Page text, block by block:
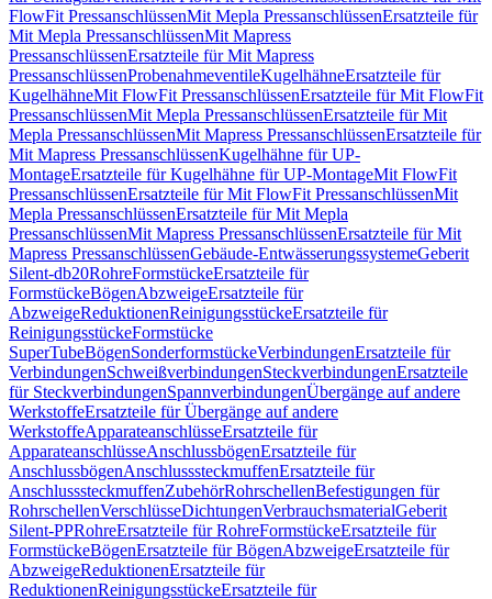
FlowFit PressanschlüssenMit Mepla PressanschlüssenErsatzteile für
Mit Mepla PressanschlüssenMit Mapress
PressanschlüssenErsatzteile für Mit Mapress
PressanschlüssenProbenahmeventileKugelhähneErsatzteile für
KugelhähneMit FlowFit PressanschlüssenErsatzteile für Mit FlowFit
PressanschlüssenMit Mepla PressanschlüssenErsatzteile für Mit
Mepla PressanschlüssenMit Mapress PressanschlüssenErsatzteile für
Mit Mapress PressanschlüssenKugelhähne für UP-
MontageErsatzteile für Kugelhähne für UP-MontageMit FlowFit
PressanschlüssenErsatzteile für Mit FlowFit PressanschlüssenMit
Mepla PressanschlüssenErsatzteile für Mit Mepla
PressanschlüssenMit Mapress PressanschlüssenErsatzteile für Mit
Mapress PressanschlüssenGebäude-EntwässerungssystemeGeberit
Silent-db20RohreFormstückeErsatzteile für
FormstückeBögenAbzweigeErsatzteile für
AbzweigeReduktionenReinigungsstückeErsatzteile für
ReinigungsstückeFormstücke
SuperTubeBögenSonderformstückeVerbindungenErsatzteile für
VerbindungenSchweißverbindungenSteckverbindungenErsatzteile
für SteckverbindungenSpannverbindungenÜbergänge auf andere
WerkstoffeErsatzteile für Übergänge auf andere
WerkstoffeApparateanschlüsseErsatzteile für
ApparateanschlüsseAnschlussbögenErsatzteile für
AnschlussbögenAnschlusssteckmuffenErsatzteile für
AnschlusssteckmuffenZubehörRohrschellenBefestigungen für
RohrschellenVerschlüsseDichtungenVerbrauchsmaterialGeberit
Silent-PPRohreErsatzteile für RohreFormstückeErsatzteile für
FormstückeBögenErsatzteile für BögenAbzweigeErsatzteile für
AbzweigeReduktionenErsatzteile für
ReduktionenReinigungsstückeErsatzteile für